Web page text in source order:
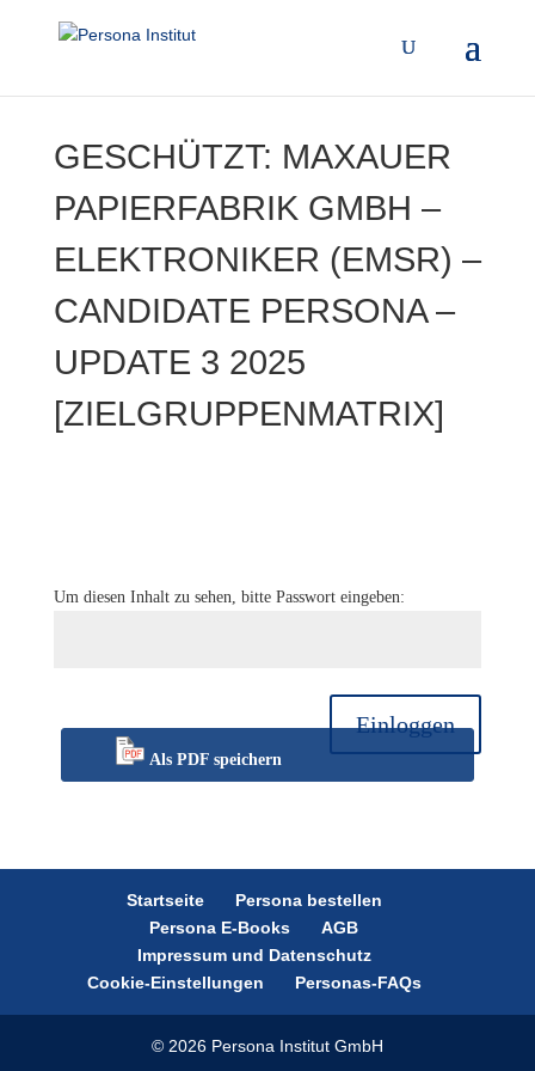
GESCHÜTZT: MAXAUER
PAPIERFABRIK GMBH –
ELEKTRONIKER (EMSR) –
CANDIDATE PERSONA –
UPDATE 3 2025
[ZIELGRUPPENMATRIX]
Um diesen Inhalt zu sehen, bitte Passwort eingeben:
Einloggen
Als PDF speichern
Startseite
Persona bestellen
Persona E-Books
AGB
Impressum und Datenschutz
Cookie-Einstellungen
Personas-FAQs
© 2026 Persona Institut GmbH